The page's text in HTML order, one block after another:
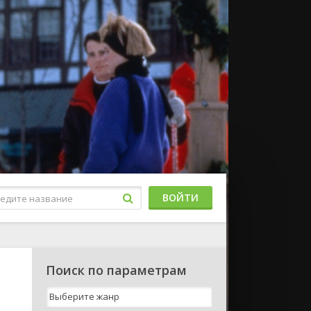
ВОЙТИ
Поиск по параметрам